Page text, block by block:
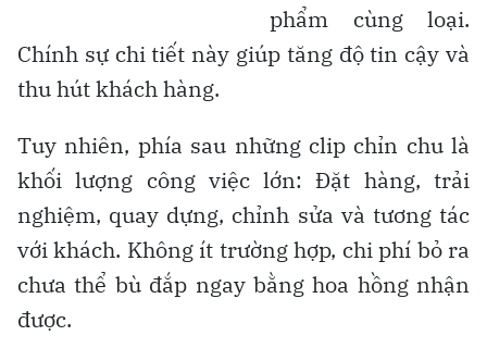
phẩm cùng loại.
Chính sự chi tiết này giúp tăng độ tin cậy và
thu hút khách hàng.
Tuy nhiên, phía sau những clip chỉn chu là
khối lượng công việc lớn: Đặt hàng, trải
nghiệm, quay dựng, chỉnh sửa và tương tác
với khách. Không ít trường hợp, chi phí bỏ ra
chưa thể bù đắp ngay bằng hoa hồng nhận
được.